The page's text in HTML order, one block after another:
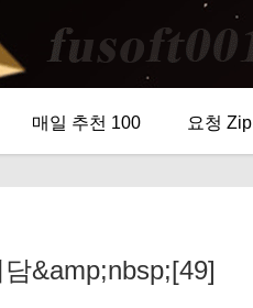
매일 추천 100 요청 Zip
&amp;nbsp;[49]